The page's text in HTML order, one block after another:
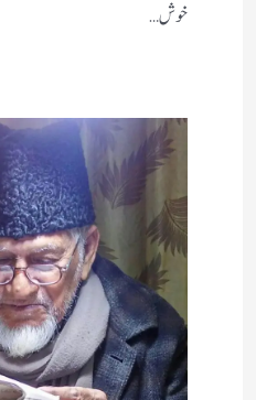
خوش…